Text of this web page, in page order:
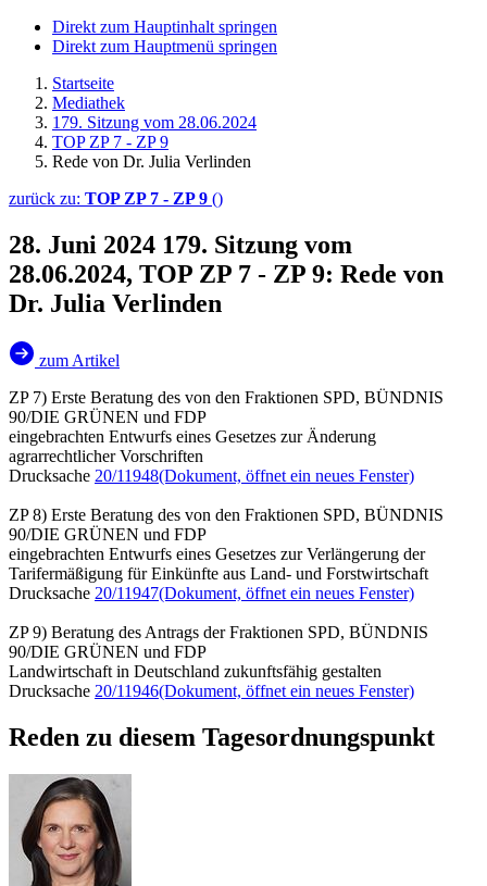
Direkt zum Hauptinhalt springen
Direkt zum Hauptmenü springen
Startseite
Mediathek
179. Sitzung vom 28.06.2024
TOP ZP 7 - ZP 9
Rede von Dr. Julia Verlinden
zurück zu: TOP ZP 7 - ZP 9 ()
28. Juni 2024 179. Sitzung vom
28.06.2024, TOP ZP 7 - ZP 9: Rede von
Dr. Julia Verlinden
zum Artikel
ZP 7) Erste Beratung des von den Fraktionen SPD, BÜNDNIS
90/DIE GRÜNEN und FDP
eingebrachten Entwurfs eines Gesetzes zur Änderung
agrarrechtlicher Vorschriften
Drucksache 20/11948(Dokument, öffnet ein neues Fenster)
ZP 8) Erste Beratung des von den Fraktionen SPD, BÜNDNIS
90/DIE GRÜNEN und FDP
eingebrachten Entwurfs eines Gesetzes zur Verlängerung der
Tarifermäßigung für Einkünfte aus Land- und Forstwirtschaft
Drucksache 20/11947(Dokument, öffnet ein neues Fenster)
ZP 9) Beratung des Antrags der Fraktionen SPD, BÜNDNIS
90/DIE GRÜNEN und FDP
Landwirtschaft in Deutschland zukunftsfähig gestalten
Drucksache 20/11946(Dokument, öffnet ein neues Fenster)
Reden zu diesem Tagesordnungspunkt